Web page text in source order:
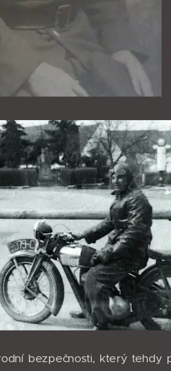
bezpečnosti, který tehdy